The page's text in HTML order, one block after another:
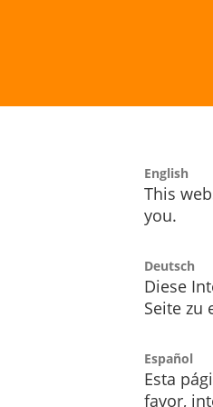
English
This
you.
Deutsch
Diese
Seite zu
Español
Esta
favor,